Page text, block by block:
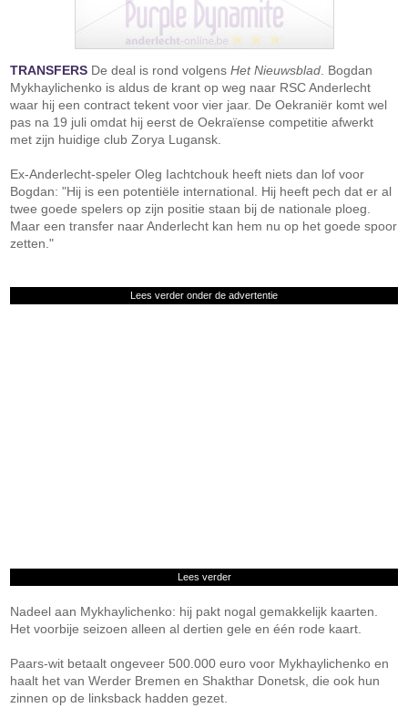
TRANSFERS De deal is rond volgensHet Nieuwsblad . Bogdan
Mykhaylichenko is aldus de krant op weg naar RSC Anderlecht
waar hij een contract tekent voor vier jaar. De Oekraniër komt wel
pas na 19 juli omdat hij eerst de Oekraïense competitie afwerkt
met zijn huidige club Zorya Lugansk.
Ex-Anderlecht-speler Oleg Iachtchouk heeft niets dan lof voor
Bogdan: "Hij is een potentiële international. Hij heeft pech dat er al
twee goede spelers op zijn positie staan bij de nationale ploeg.
Maar een transfer naar Anderlecht kan hem nu op het goede spoor
zetten."
Lees verder onder de advertentie
Lees verder
Nadeel aan Mykhaylichenko: hij pakt nogal gemakkelijk kaarten.
Het voorbije seizoen alleen al dertien gele en één rode kaart.
Paars-wit betaalt ongeveer 500.000 euro voor Mykhaylichenko en
haalt het van Werder Bremen en Shakthar Donetsk, die ook hun
zinnen op de linksback hadden gezet.